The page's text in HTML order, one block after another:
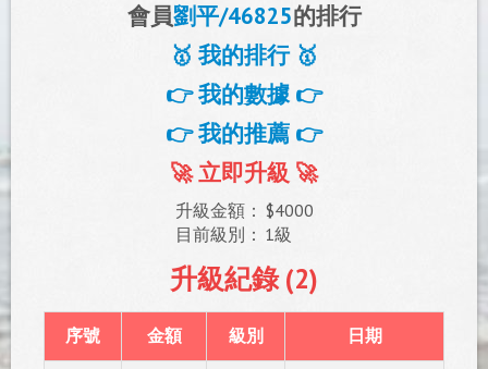
會員劉平/46825的排行
🥇 我的排行 🥇
👉 我的數據 👉
👉 我的推薦 👉
🚀 立即升級 🚀
升級金額： $4000
目前級別： 1級
升級紀錄 (2)
序號 金額 級別 日期